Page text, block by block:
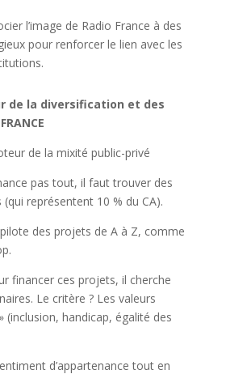
l’image de Radio France à des
pour renforcer le lien avec les
de la diversification et des
de la mixité public-privé
pas tout, il faut trouver des
représentent 10 % du CA).
pilote des projets de A à Z, comme
financer ces projets, il cherche
Le critère ? Les valeurs
(inclusion, handicap, égalité des
d’appartenance tout en